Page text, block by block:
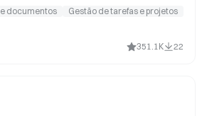
add a note, list notes, search notes, or
documentos Gestão de tarefas e projetos
351.1K 22